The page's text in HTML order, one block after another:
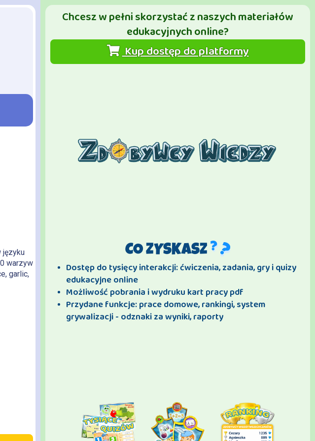
języku
warzyw
garlic,
Chcesz w pełni skorzystać z naszych materiałów
edukacyjnych online?
Kup dostęp do platformy
CO ZYSKASZ
Dostęp do tysięcy interakcji: ćwiczenia, zadania, gry i quizy
edukacyjne online
Możliwość pobrania i wydruku kart pracy pdf
Przydane funkcje: prace domowe, rankingi, system
grywalizacji - odznaki za wyniki, raporty